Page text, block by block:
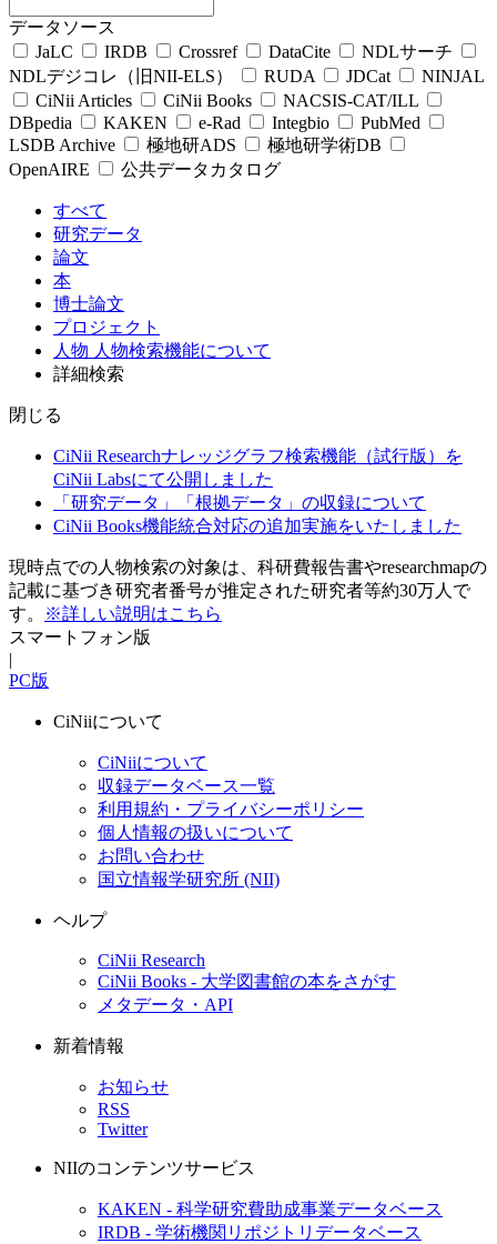
データソース
JaLC
IRDB Crossref DataCite
NDLサーチ
NDLデジコレ（旧NII-ELS）
RUDA JDCat
NINJAL
CiNii Articles
CiNii Books
NACSIS-CAT/ILL
DBpedia
KAKEN e-Rad Integbio
PubMed
LSDB Archive
極地研ADS
極地研学術DB
OpenAIRE
公共データカタログ
すべて
研究データ
論文
本
博士論文
プロジェクト
人物 人物検索機能について
詳細検索
閉じる
CiNii Researchナレッジグラフ検索機能（試行版）を
CiNii Labsにて公開しました
「研究データ」「根拠データ」の収録について
CiNii Books機能統合対応の追加実施をいたしました
現時点での人物検索の対象は、科研費報告書やresearchmapの
記載に基づき研究者番号が推定された研究者等約30万人で
す。
※詳しい説明はこちら
スマートフォン版
|
PC版
CiNiiについて
CiNiiについて
収録データベース一覧
利用規約・プライバシーポリシー
個人情報の扱いについて
お問い合わせ
国立情報学研究所 (NII)
ヘルプ
CiNii Research
CiNii Books - 大学図書館の本をさがす
メタデータ・API
新着情報
お知らせ
RSS
Twitter
NIIのコンテンツサービス
KAKEN - 科学研究費助成事業データベース
IRDB - 学術機関リポジトリデータベース